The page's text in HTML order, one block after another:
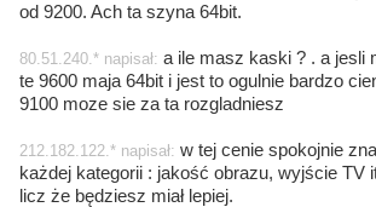
od 9200. Ach ta szyna 64bit.
80.51.240.* napisał: a ile masz kaski ? . a jesli
te 9600 maja 64bit i jest to ogulnie bardzo
9100 moze sie za ta rozgladniesz
212.182.122.* napisał: w tej cenie spokojnie
każdej kategorii : jakość obrazu, wyjście TV
licz że będziesz miał lepiej.